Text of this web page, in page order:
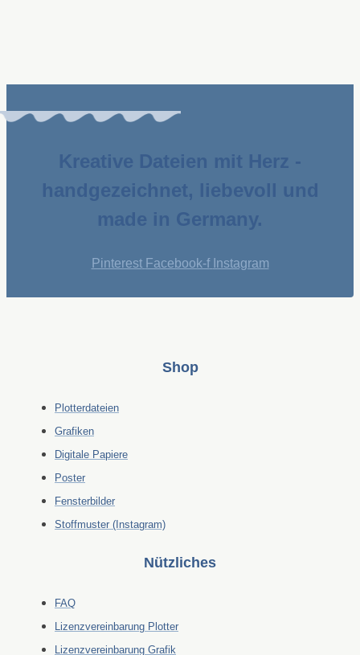
Kreative Dateien mit Herz -
handgezeichnet, liebevoll und
made in Germany.
Pinterest Facebook-f Instagram
Shop
Plotterdateien
Grafiken
Digitale Papiere
Poster
Fensterbilder
Stoffmuster (Instagram)
Nützliches
FAQ
Lizenzvereinbarung Plotter
Lizenzvereinbarung Grafik